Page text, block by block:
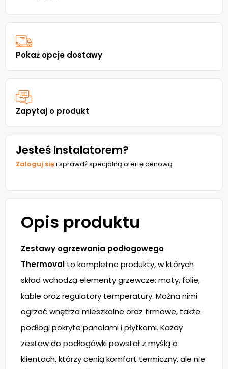
Pokaż opcje dostawy
Zapytaj o produkt
Jesteś Instalatorem?
Zaloguj sięi sprawdź specjalną ofertę cenową
Opis produktu
Zestawy ogrzewania podłogowego
Thermoval to kompletne produkty, w których
skład wchodzą elementy grzewcze: maty, folie,
kable oraz regulatory temperatury. Można nimi
ogrzać wnętrza mieszkalne oraz firmowe, także
podłogi pokryte panelami i płytkami. Każdy
zestaw do podłogówki powstał z myślą o
klientach, którzy cenią komfort termiczny, ale nie